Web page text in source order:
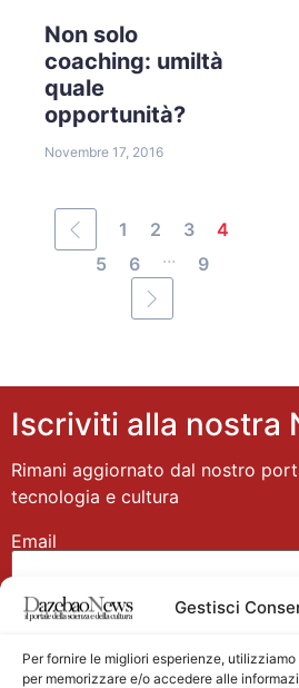
Gestisci
Per fornire le migliori esperienze,
per memorizzare e/o accedere alle
Non solo
coaching: umiltà
quale
opportunità?
Novembre 17, 2016
1 2 3
4
5
6 ... 9
Iscriviti alla nostra
Rimani aggiornato dal nostro
tecnologia e cultura
Email
Nome